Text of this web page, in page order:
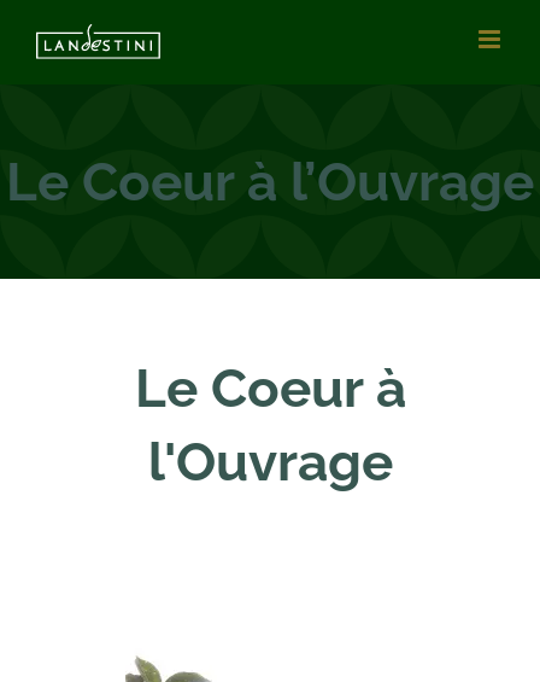
Le Coeur à l’Ouvrage
Le Coeur à
l'Ouvrage